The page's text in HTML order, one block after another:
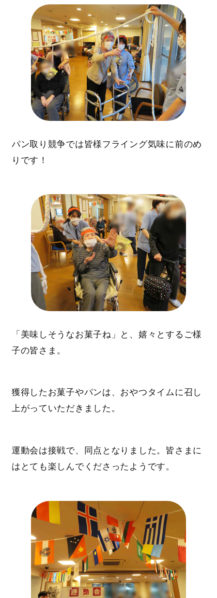
パン取り競争では皆様フライング気味に前のめ
りです！
「美味しそうなお菓子ね」と、嬉々とするご様
子の皆さま。
獲得したお菓子やパンは、おやつタイムに召し
上がっていただきました。
運動会は接戦で、同点となりました。皆さまに
はとても楽しんでくださったようです。